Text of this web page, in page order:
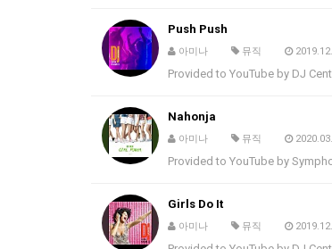
Push Push
아미나 뮤직
Provided to YouTube by DJ
Nahonja
아미나 뮤직
Provided to YouTube by
Girls Do It
아미나 뮤직